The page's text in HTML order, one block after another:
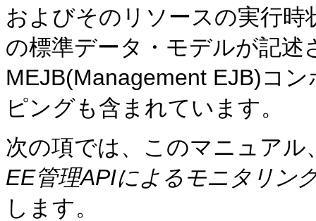
およびそのリソースの実行
の標準データ・モデルが記
MEJB(Management EJB)コ
ピングも含まれています。
次の項では、このマニュアル
EE管理APIによるモニタリン
します。